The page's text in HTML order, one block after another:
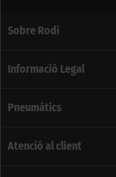
Sobre Rodi
Informació Legal
Pneumàtics
Atenció al client